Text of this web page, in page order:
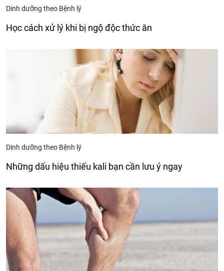
Dinh dưỡng theo Bệnh lý
Học cách xử lý khi bị ngộ độc thức ăn
Dinh dưỡng theo Bệnh lý
Những dấu hiệu thiếu kali bạn cần lưu ý ngay